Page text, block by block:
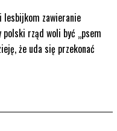
lesbijkom zawieranie
rząd woli być „psem
że uda się przekonać